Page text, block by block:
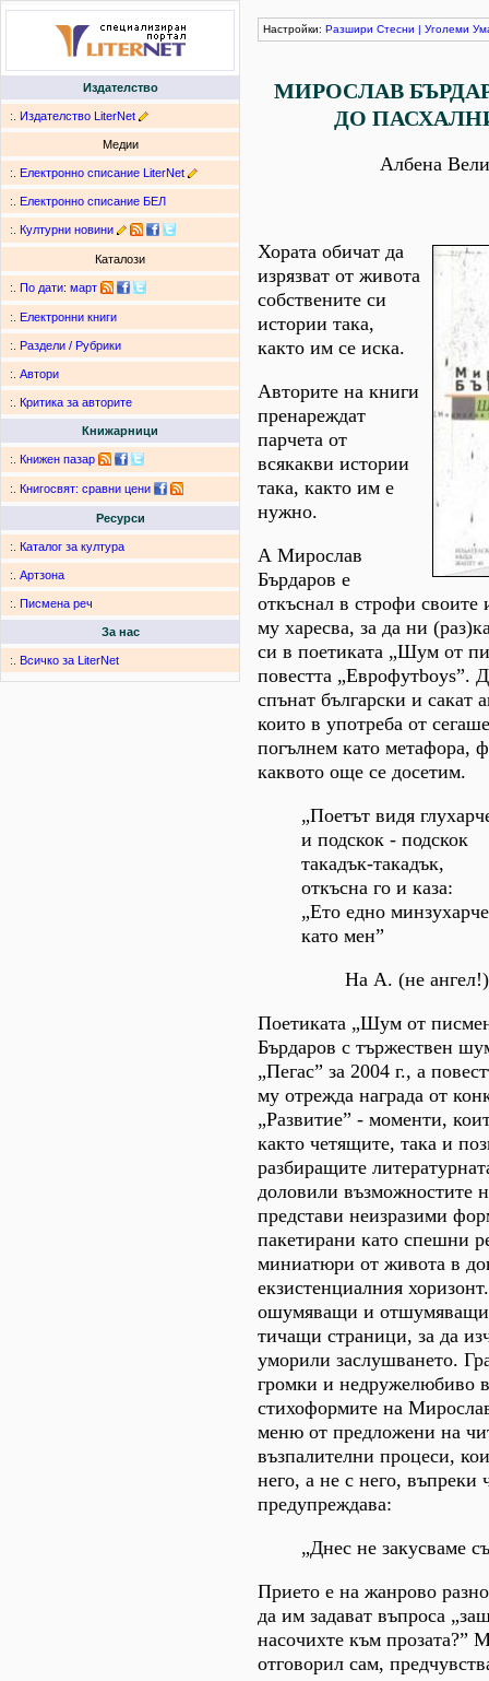
Издателство
:. Издателство LiterNet
Медии
:. Електронно списание LiterNet
:. Електронно списание БЕЛ
:. Културни новини
Каталози
:. По дати: март
:. Електронни книги
:. Раздели / Рубрики
:. Автори
:. Критика за авторите
Книжарници
:. Книжен пазар
:. Книгосвят: сравни цени
Ресурси
:. Каталог за култура
:. Артзона
:. Писмена реч
За нас
:. Всичко за LiterNet
Настройки: Разшири Стесни | Уголеми
МИРОСЛАВ
ДО
Албена
Хората обичат да
изрязват от живота
собствените си
истории така,
както им се иска.
Авторите на книги
пренареждат
парчета от
всякакви истории
така, както им е
нужно.
А Мирослав
Бърдаров е
откъснал в строфи своите
му харесва, за да ни
си в поетиката „Шум от
повестта „Еврофутboys”.
спънат български и сакат
които в употреба от
погълнем като метафора,
каквото още се досетим.
„Поетът видя
и подскок - подскок
такадък-такадък,
откъсна го и каза:
„Ето едно
като мен”
На А. (не ангел!)
Поетиката „Шум от
Бърдаров с тържествен
„Пегас” за 2004 г., а
му отрежда награда от
„Развитие” - моменти,
както четящите, така и
разбиращите
доловили възможностите
представи неизразими
пакетирани като спешни
миниатюри от живота в
екзистенциалния
ошумяващи и
тичащи страници, за да
уморили заслушването.
громки и недружелюбиво
стихоформите на
меню от предложени на
възпалителни процеси,
него, а не с него, въпреки
предупреждава:
„Днес не закусваме
Прието е на жанрово
да им задават въпроса
насочихте към прозата?”
отговорил сам,